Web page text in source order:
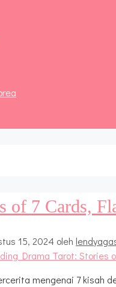
of 7 Cards,
15, 2024 oleh
mengenai 7 kisah